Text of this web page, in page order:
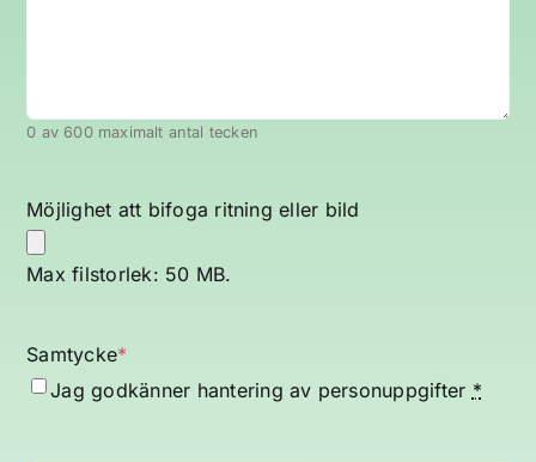
0 av 600 maximalt antal tecken
Möjlighet att bifoga ritning eller bild
Max filstorlek: 50 MB.
Samtycke*
Jag godkänner hantering av personuppgifter *